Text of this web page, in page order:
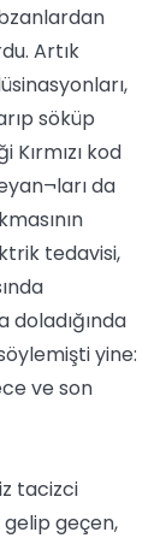
Artık
söküp
Kırmızı kod
da
tedavisi,
doladığında
yine:
ve son
tacizci
gelip geçen,